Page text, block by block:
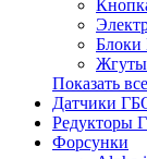
Блоки
Жгуты
Показать
Датчики
Редукторы
Форсунки